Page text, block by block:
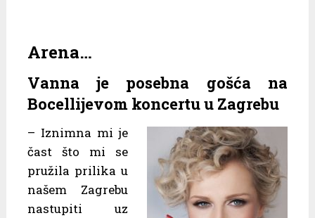
Arena…
Vanna je posebna gošća na
Bocellijevom koncertu u Zagrebu
– Iznimna mi je
čast što mi se
pružila prilika u
našem Zagrebu
nastupiti uz